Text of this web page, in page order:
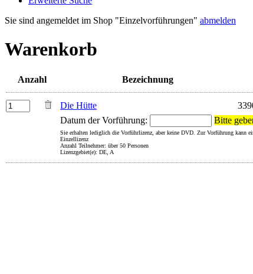
Sie sind angemeldet im Shop "Einzelvorführungen" abmelden
Warenkorb
Anzahl Bezeichnung
Die Hütte
Datum der Vorführung:
Bitte
Sie erhalten lediglich die Vorführlizenz, aber keine DVD. Zur Vorführung kann
Einzellizenz
Anzahl Teilnehmer: über 50 Personen
Lizenzgebiet(e): DE, A